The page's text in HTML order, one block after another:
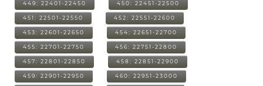
449: 22401-22450 450: 22451-22500
451: 22501-22550 452: 22551-22600
453: 22601-22650 454: 22651-22700
455: 22701-22750 456: 22751-22800
457: 22801-22850 458: 22851-22900
459: 22901-22950 460: 22951-23000